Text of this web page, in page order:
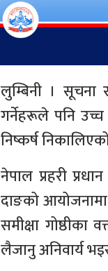
लुम्बिनी । सूचना
गर्नेहरूले पनि उच्च
निष्कर्ष
नेपाल प्रहरी
दाङको
समीक्षा
लैजानु अनिवार्य